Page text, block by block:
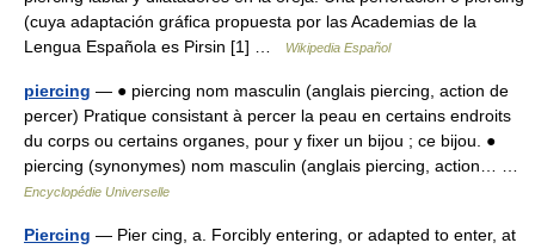
(cuya adaptación gráfica propuesta por las Academias de la
Lengua Española es Pirsin [1] …
Wikipedia Español
piercing — ● piercing nom masculin (anglais piercing, action de
percer) Pratique consistant à percer la peau en certains endroits
du corps ou certains organes, pour y fixer un bijou ; ce bijou. ●
piercing (synonymes) nom masculin (anglais piercing, action… …
Encyclopédie Universelle
Piercing — Pier cing, a. Forcibly entering, or adapted to enter, at